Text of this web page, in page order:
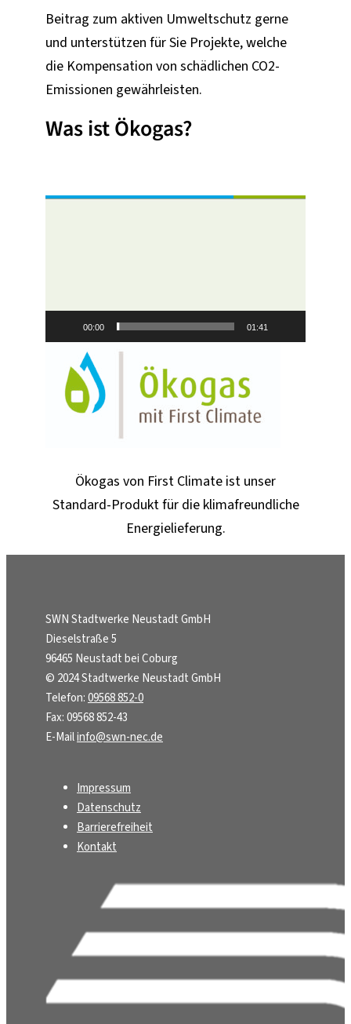
Beitrag zum aktiven Umweltschutz gerne
und unterstützen für Sie Projekte, welche
die Kompensation von schädlichen CO2-
Emissionen gewährleisten.
Was ist Ökogas?
00:00 01:41
Ökogas von First Climate ist unser
Standard-Produkt für die klimafreundliche
Energielieferung.
SWN Stadtwerke Neustadt GmbH
Dieselstraße 5
96465 Neustadt bei Coburg
© 2024 Stadtwerke Neustadt GmbH
Telefon:09568 852-0
Fax: 09568 852-43
E-Mailinfo@swn-nec.de
Impressum
Datenschutz
Barrierefreiheit
Kontakt